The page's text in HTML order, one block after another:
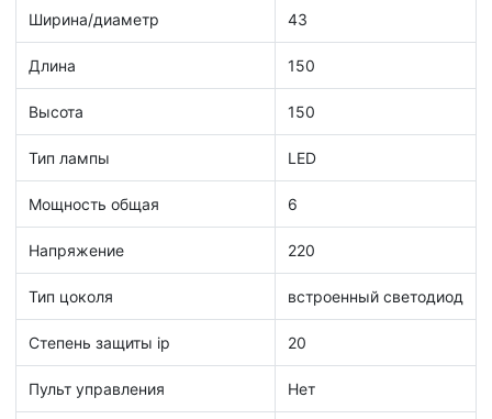
Ширина/диаметр 43
Длина 150
Высота 150
Тип лампы LED
Мощность общая 6
Напряжение 220
Тип цоколя встроенный светодиод
Степень защиты ip 20
Пульт управления Нет